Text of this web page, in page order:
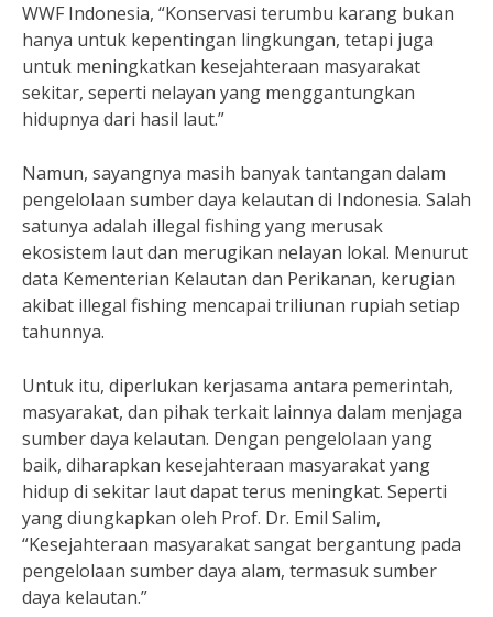
WWF Indonesia, “Konservasi terumbu karang bukan
hanya untuk kepentingan lingkungan, tetapi juga
untuk meningkatkan kesejahteraan masyarakat
sekitar, seperti nelayan yang menggantungkan
hidupnya dari hasil laut.”
Namun, sayangnya masih banyak tantangan dalam
pengelolaan sumber daya kelautan di Indonesia. Salah
satunya adalah illegal fishing yang merusak
ekosistem laut dan merugikan nelayan lokal. Menurut
data Kementerian Kelautan dan Perikanan, kerugian
akibat illegal fishing mencapai triliunan rupiah setiap
tahunnya.
Untuk itu, diperlukan kerjasama antara pemerintah,
masyarakat, dan pihak terkait lainnya dalam menjaga
sumber daya kelautan. Dengan pengelolaan yang
baik, diharapkan kesejahteraan masyarakat yang
hidup di sekitar laut dapat terus meningkat. Seperti
yang diungkapkan oleh Prof. Dr. Emil Salim,
“Kesejahteraan masyarakat sangat bergantung pada
pengelolaan sumber daya alam, termasuk sumber
daya kelautan.”